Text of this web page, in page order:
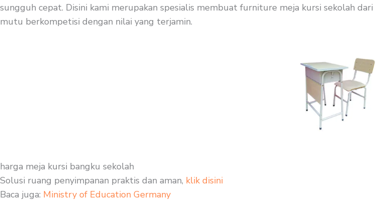
sungguh cepat. Disini kami merupakan spesialis membuat furniture meja kursi sekolah
mutu berkompetisi dengan nilai yang terjamin.
harga meja kursi bangku sekolah
Solusi ruang penyimpanan praktis dan aman, klik disini
Baca juga: Ministry of Education Germany